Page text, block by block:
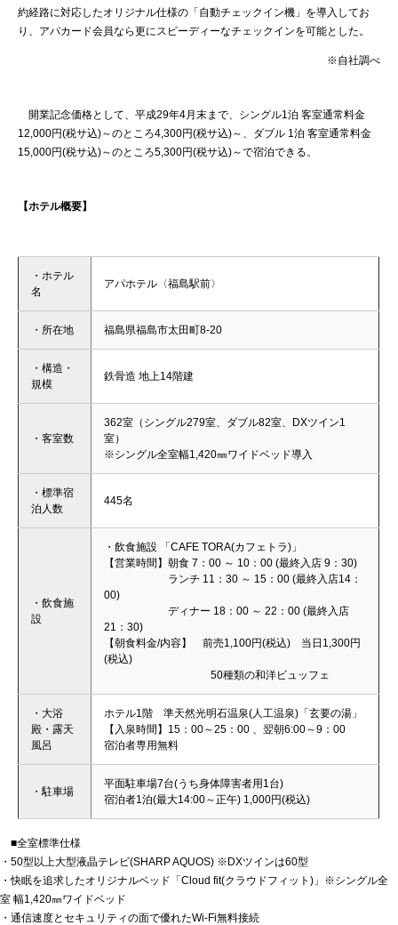
約経路に対応したオリジナル仕様の「自動チェックイン機」を導入してお
り、アパカード会員なら更にスピーディーなチェックインを可能とした。
※自社調べ
開業記念価格として、平成29年4月末まで、シングル1泊 客室通常料金
12,000円(税サ込)～のところ4,300円(税サ込)～、ダブル 1泊 客室通常料金
15,000円(税サ込)～のところ5,300円(税サ込)～で宿泊できる。
【ホテル概要】
・ホテル
名
アパホテル〈福島駅前〉
・所在地 福島県福島市太田町8-20
・構造・
規模
鉄骨造 地上14階建
・客室数
362室（シングル279室、ダブル82室、DXツイン1
室）
※シングル全室幅1,420㎜ワイドベッド導入
・標準宿
泊人数
445名
・飲食施
設
・飲食施設 「CAFE TORA(カフェトラ)」
【営業時間】朝食 7：00 ～ 10：00 (最終入店 9：30)
ランチ 11：30 ～ 15：00 (最終入店14：
00)
ディナー 18：00 ～ 22：00 (最終入店
21：30)
【朝食料金/内容】 前売1,100円(税込) 当日1,300円
(税込)
50種類の和洋ビュッフェ
・大浴
殿・露天
風呂
ホテル1階 準天然光明石温泉(人工温泉)「玄要の湯」
【入泉時間】15：00～25：00 、翌朝6:00～9：00
宿泊者専用無料
・駐車場
平面駐車場7台(うち身体障害者用1台)
宿泊者1泊(最大14:00～正午) 1,000円(税込)
■全室標準仕様
・50型以上大型液晶テレビ(SHARP AQUOS) ※DXツインは60型
・快眠を追求したオリジナルベッド「Cloud fit(クラウドフィット)」※シングル全
室 幅1,420㎜ワイドベッド
・通信速度とセキュリティの面で優れたWi-Fi無料接続